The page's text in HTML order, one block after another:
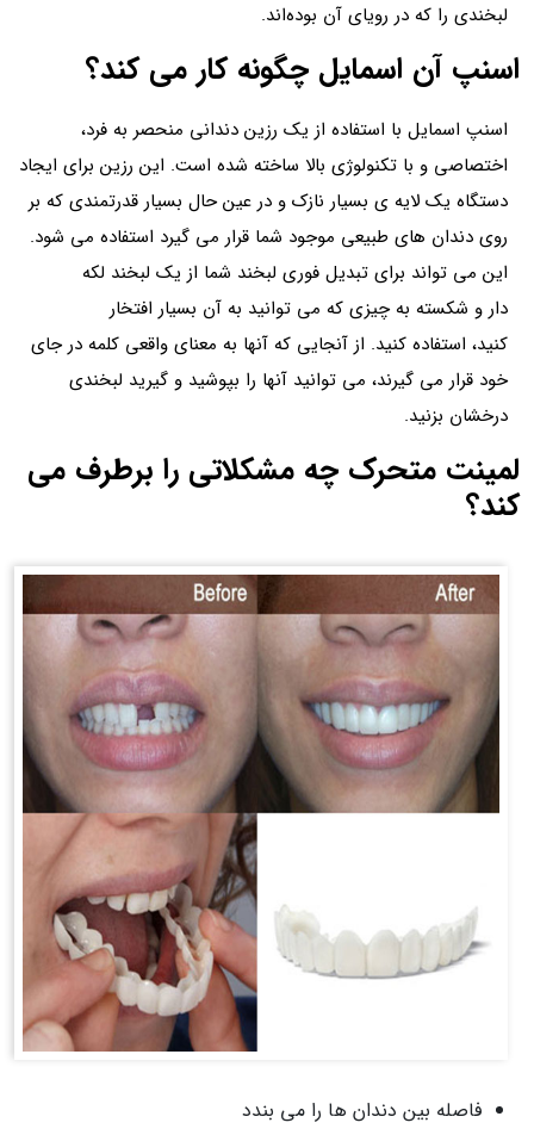
لبخندی را که در رویای آن بوده‌اند.
اسنپ آن اسمایل چگونه کار می کند؟
اسنپ اسمایل با استفاده از یک رزین دندانی منحصر به فرد،
اختصاصی و با تکنولوژی بالا ساخته شده است. این رزین برای ایجاد
دستگاه یک لایه ی بسیار نازک و در عین حال بسیار قدرتمندی که بر
روی دندان های طبیعی موجود شما قرار می گیرد استفاده می شود.
این می تواند برای تبدیل فوری لبخند شما از یک لبخند لکه
دار و شکسته به چیزی که می توانید به آن بسیار افتخار
کنید، استفاده کنید. از آنجایی که آنها به معنای واقعی کلمه در جای
خود قرار می گیرند، می توانید آنها را بپوشید و گیرید لبخندی
درخشان بزنید.
لمینت متحرک چه مشکلاتی را برطرف می
کند؟
فاصله بین دندان ها را می بندد